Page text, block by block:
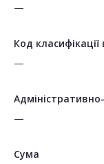
—
Код класифікації
—
—
Сума